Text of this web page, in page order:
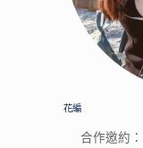
花編
合作邀約：